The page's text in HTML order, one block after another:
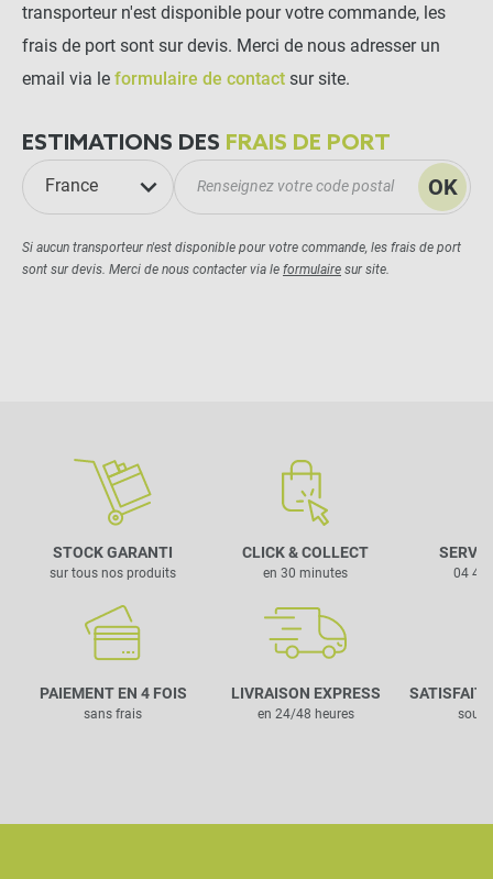
transporteur n'est disponible pour votre commande, les
frais de port sont sur devis. Merci de nous adresser un
email via le formulaire de contact sur site.
ESTIMATIONS DES FRAIS DE PORT
France OK
Si aucun transporteur n'est disponible pour votre commande, les frais de port
sont sur devis. Merci de nous contacter via le formulaire sur site.
STOCK GARANTI
sur tous nos produits
CLICK & COLLECT
en 30 minutes
PAIEMENT EN 4 FOIS
sans frais
LIVRAISON EXPRESS
en 24/48 heures
04 42
SATISFAIT
sous